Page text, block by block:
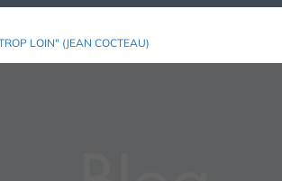
LOIN" (JEAN COCTEAU)